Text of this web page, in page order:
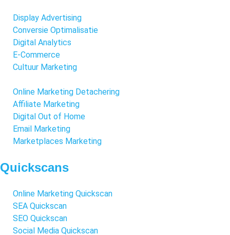
Display Advertising
Conversie Optimalisatie
Digital Analytics
E-Commerce
Cultuur Marketing
Online Marketing Detachering
Affiliate Marketing
Digital Out of Home
Email Marketing
Marketplaces Marketing
Quickscans
Online Marketing Quickscan
SEA Quickscan
SEO Quickscan
Social Media Quickscan